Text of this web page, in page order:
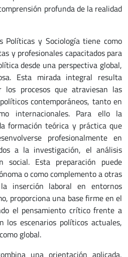
profunda de la realidad
Políticas y Sociología tiene como
y profesionales capacitados para
desde una perspectiva global,
Esta mirada integral resulta
los procesos que atraviesan las
contemporáneos, tanto en
internacionales. Para ello la
formación teórica y práctica que
profesionalmente en
a la investigación, el análisis
Esta preparación puede
o como complemento a otras
inserción laboral en entornos
proporciona una base firme en el
el pensamiento crítico frente a
los escenarios políticos actuales,
global.
una orientación aplicada,